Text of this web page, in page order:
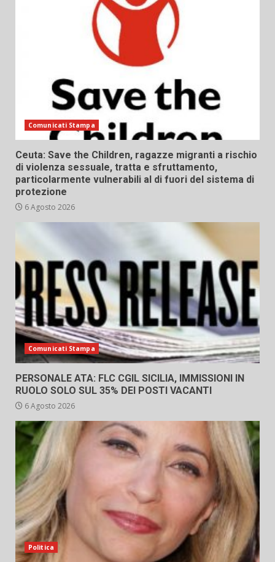
Comunicati Stampa
Ceuta: Save the Children, ragazze migranti a rischio
di violenza sessuale, tratta e sfruttamento,
particolarmente vulnerabili al di fuori del sistema di
protezione
6 Agosto 2026
Comunicati Stampa
PERSONALE ATA: FLC CGIL SICILIA, IMMISSIONI IN
RUOLO SOLO SUL 35% DEI POSTI VACANTI
6 Agosto 2026
Politica